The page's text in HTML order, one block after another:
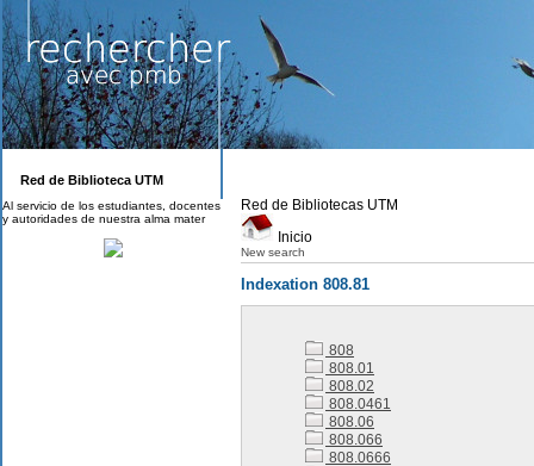
Red de Bibliotecas UTM
Inicio
New search
Indexation 808.81
808
808.01
808.02
808.0461
808.06
808.066
808.0666
Red de Biblioteca UTM
Al servicio de los estudiantes, docentes
y autoridades de nuestra alma mater